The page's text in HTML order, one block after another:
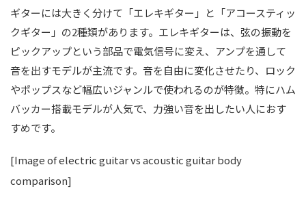
ギターには大きく分けて「エレキギター」と「アコースティッ
クギター」の2種類があります。エレキギターは、弦の振動を
ピックアップという部品で電気信号に変え、アンプを通して
音を出すモデルが主流です。音を自由に変化させたり、ロック
やポップスなど幅広いジャンルで使われるのが特徴。特にハム
バッカー搭載モデルが人気で、力強い音を出したい人におす
すめです。
[Image of electric guitar vs acoustic guitar body
comparison]